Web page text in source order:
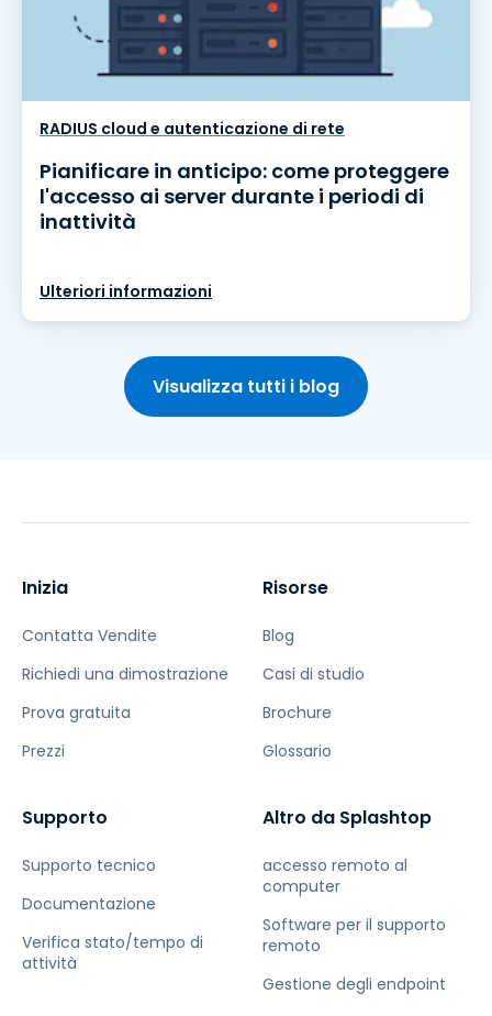
RADIUS cloud e autenticazione di rete
Pianificare in anticipo: come proteggere
l'accesso ai server durante i periodi di
inattività
Ulteriori informazioni
Visualizza tutti i blog
Inizia
Contatta Vendite
Richiedi una dimostrazione
Prova gratuita
Prezzi
Risorse
Blog
Casi di studio
Brochure
Glossario
Supporto
Supporto tecnico
Documentazione
Verifica stato/tempo di
attività
Altro da Splashtop
accesso remoto al
computer
Software per il supporto
remoto
Gestione degli endpoint